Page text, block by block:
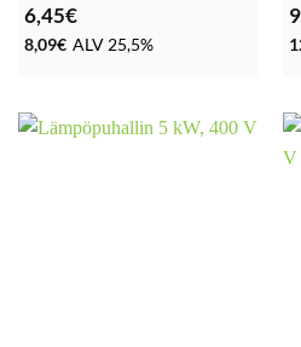
6,45€
8,09€ ALV 25,5%